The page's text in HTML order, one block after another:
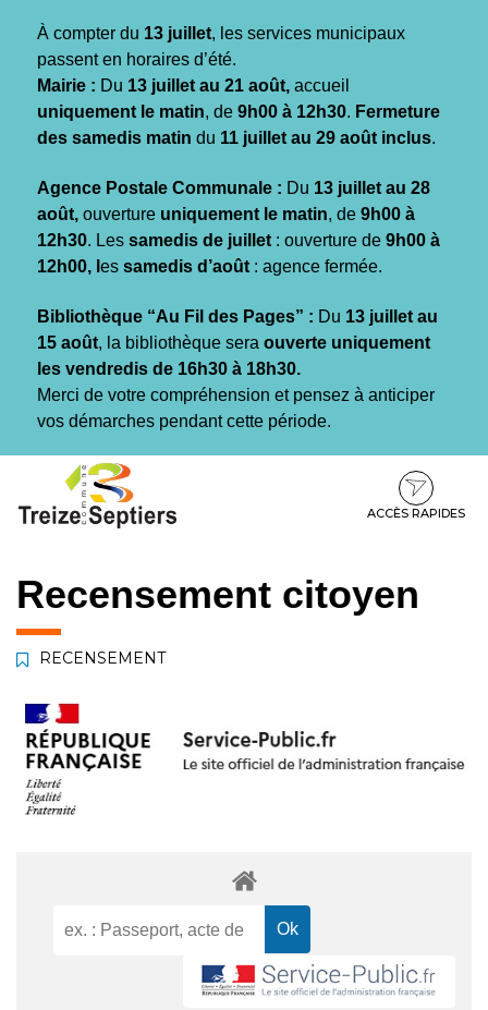
À compter du 13 juillet, les services municipaux
passent en horaires d’été.
Mairie : Du 13 juillet au 21 août, accueil
uniquement le matin, de 9h00 à 12h30. Fermeture
des samedis matin du 11 juillet au 29 août inclus.
Agence Postale Communale : Du 13 juillet au 28
août, ouverture uniquement le matin, de 9h00 à
12h30. Les samedis de juillet : ouverture de 9h00 à
12h00, l es samedis d’août : agence fermée.
Bibliothèque “Au Fil des Pages” : Du 13 juillet au
15 août, la bibliothèque sera ouverte uniquement
les vendredis de 16h30 à 18h30.
Merci de votre compréhension et pensez à anticiper
vos démarches pendant cette période.
contenu
pied
ACCÈS RAPIDES
Recensement citoyen
RECENSEMENT